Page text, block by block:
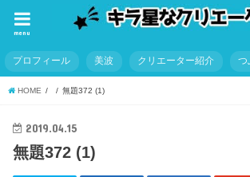
menu
プロフィール 美波 クリエーター紹介 つ
HOME 無題372 (1)
2019.04.15
無題372 (1)